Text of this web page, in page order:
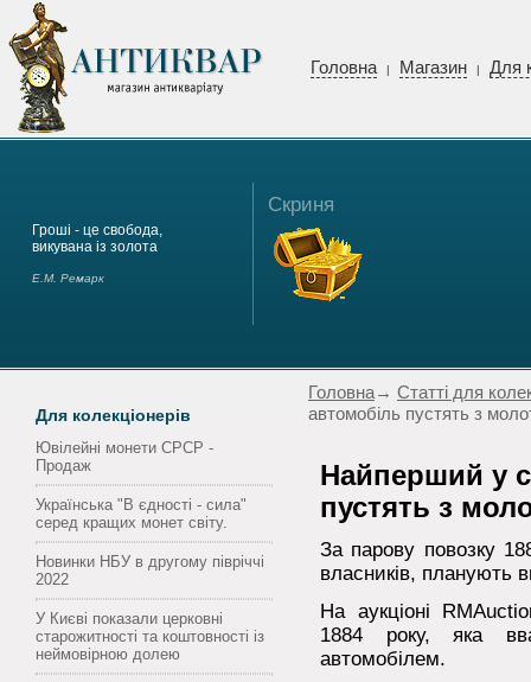
Головна | Магазин | Для
Гроші - це свобода,
викувана із золота
Е.М. Ремарк
Скриня
Для колекціонерів
Ювілейні монети СРСР -
Продаж
Українська "В єдності - сила"
серед кращих монет світу.
Новинки НБУ в другому півріччі
2022
У Києві показали церковні
старожитності та коштовності із
неймовірною долею
Головна→ Статті для
автомобіль пустять з
Найперший у
пустять з
За парову повозку
власників, планують
На аукціоні
1884 року, яка
автомобілем.